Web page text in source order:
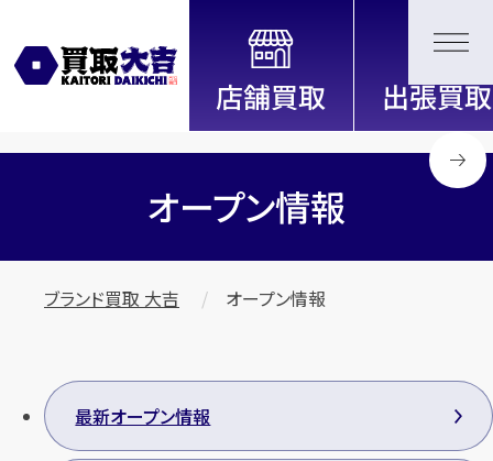
全国2200店舗以上展開中！
信頼と実績の買取専門店「買取大
吉」
オープン情報
ブランド買取 大吉 オープン情報
最新オープン情報